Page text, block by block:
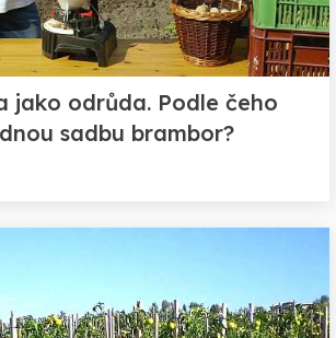
jako odrůda. Podle čeho
sadbu brambor?